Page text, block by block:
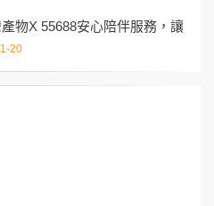
物X 55688安心陪伴服務，讓
20